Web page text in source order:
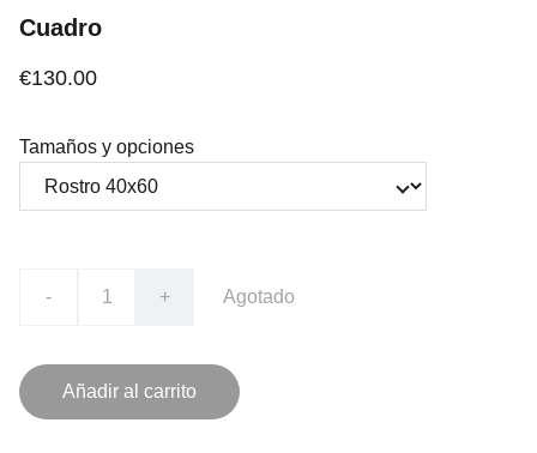
Cuadro
€130.00
Tamaños y opciones
- + Agotado
Añadir al carrito